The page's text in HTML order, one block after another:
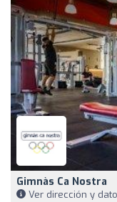
Gimnàs Ca Nostra
Ver dirección y